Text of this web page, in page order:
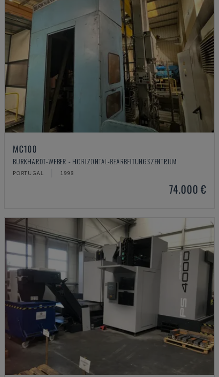
MC100
BURKHARDT-WEBER - HORIZONTAL-BEARBEITUNGSZENTRUM
PORTUGAL 1998
74.000 €